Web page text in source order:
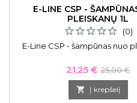
E-LINE CSP -
PLEISKANŲ 1L
(0)
E-Line CSP - šampūnas nuo
Kaina
21,25 € Bazinė
kaina
25,00 €
 Į krepšelį